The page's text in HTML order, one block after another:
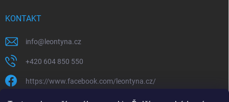
KONTAKT
info@ leontyna.cz
+420 604 850 550
https://www.facebook.com/leontyna.cz/